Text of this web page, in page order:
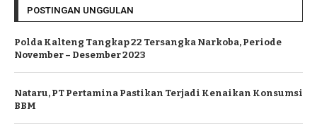
POSTINGAN UNGGULAN
Polda Kalteng Tangkap 22 Tersangka Narkoba, Periode
November – Desember 2023
Nataru, PT Pertamina Pastikan Terjadi Kenaikan Konsumsi
BBM